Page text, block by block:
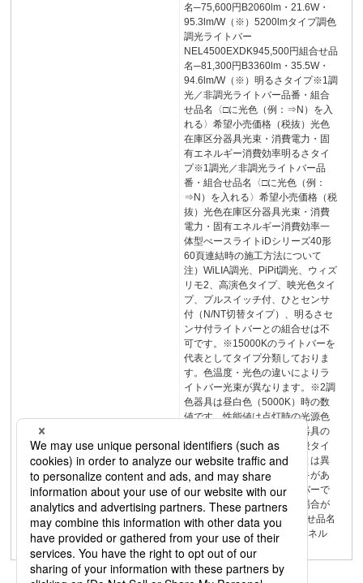
名─75,600円B2060lm・21.6W・
95.3lm/W（※）5200lmタイプ調色
調光ライトバー
NEL4500EXDK945,500円組合せ品
名─81,300円B3360lm・35.5W・
94.6lm/W（※）明るさタイプ※1調
光／非調光ライトバー品番・組合
せ品名〈□に光色（例：⇒N）を入
れる〉希望小売価格（税抜）光色
在庫区分器具光束・消費電力・固
有エネルギー消費効率明るさタイ
プ※1調光／非調光ライトバー品
番・組合せ品名〈□に光色（例：
⇒N）を入れる〉希望小売価格（税
抜）光色在庫区分器具光束・消費
電力・固有エネルギー消費効率一
体型べースライトiDシリーズ40形
60頁連結時の施工方法について
注）WiLIA調光、PiPit調光、ウィズ
リモ2、高演色タイプ、映光色タイ
プ、プルスイッチ付、ひとセンサ
付（N/NT切替タイプ）、明るさセ
ンサ付ライトバーとの組合せは不
可です。※15000Kのライトバーを
代表としてタイプ分類しておりま
す。色温度・光色の違いによりラ
イトバー光束が異なります。※2調
色器具は昼白色（5000K）時の数
値です。性能値は点灯時の光源色
によって変化します。調色器具の
色温度における色味は、一般タイ
プにおける同色温度の色味とは異
なります。LEDにはバラツキがあ
るため、同一品番のライトバーで
も発光色・明るさが異なる場合が
あります。■組合せ一覧組合せ品名
【器具本体NNLK42762J+パネル
NNFK41260＋ライトバー】